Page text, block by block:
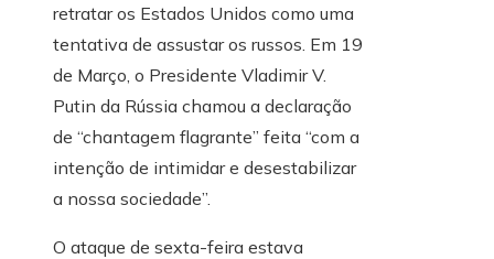
retratar os Estados Unidos como uma
tentativa de assustar os russos. Em 19
de Março, o Presidente Vladimir V.
Putin da Rússia chamou a declaração
de “chantagem flagrante” feita “com a
intenção de intimidar e desestabilizar
a nossa sociedade”.
O ataque de sexta-feira estava